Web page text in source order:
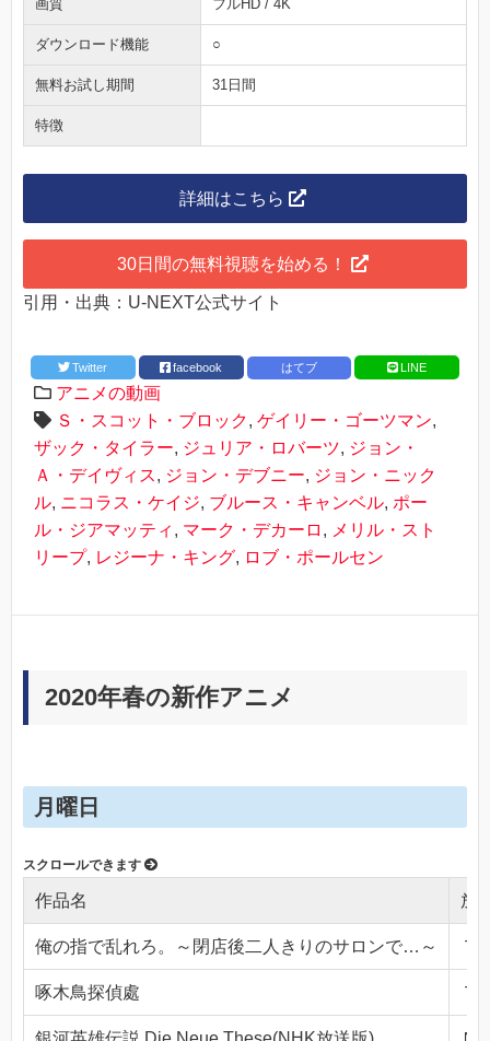
画質 フルHD / 4K
ダウンロード機能 ○
無料お試し期間 31日間
特徴
詳細はこちら
30日間の無料視聴を始める！
引用・出典：U-NEXT公式サイト
Twitter facebook はてブ LINE
アニメの動画
Ｓ・スコット・ブロック, ゲイリー・ゴーツマン,
ザック・タイラー, ジュリア・ロバーツ, ジョン・
Ａ・デイヴィス, ジョン・デブニー, ジョン・ニック
ル, ニコラス・ケイジ, ブルース・キャンベル, ポー
ル・ジアマッティ , マーク・デカーロ , メリル・スト
リープ, レジーナ・キング, ロブ・ポールセン
2020年春の新作アニメ
月曜日
作品名 放
俺の指で乱れろ。～閉店後二人きりのサロンで…～ Ｔ
啄木鳥探偵處 Ｔ